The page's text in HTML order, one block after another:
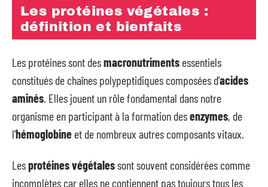
Les protéines végétales :
définition et bienfaits
Les protéines sont desmacronutriments essentiels
constitués de chaînes polypeptidiques composées d’acides
aminés . Elles jouent un rôle fondamental dans notre
organisme en participant à la formation desenzymes, de
l’hémoglobine et de nombreux autres composants vitaux.
Lesprotéines végétalessont souvent considérées comme
incomplètes car elles ne contiennent pas toujours tous les